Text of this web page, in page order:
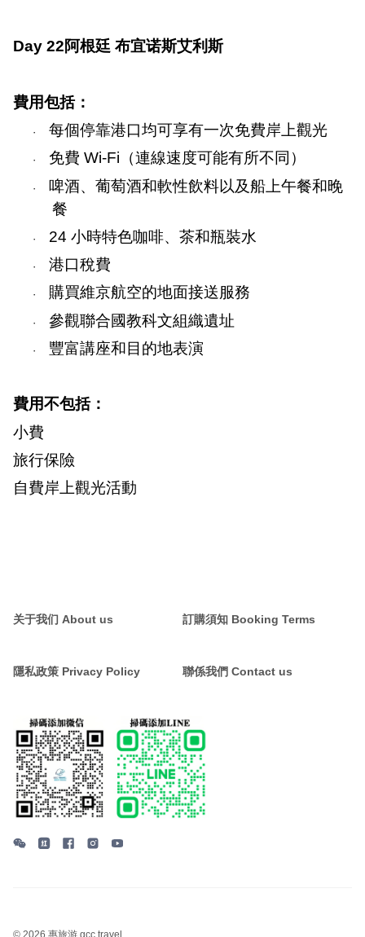
Day 22阿根廷 布宜诺斯艾利斯
費用包括：
· 每個停靠港口均可享有一次免費岸上觀光
· 免費 Wi-Fi （連線速度可能有所不同）
·
啤酒、葡萄酒和軟性飲料以及船上午餐和晚
餐
· 24 小時特色咖啡、茶和瓶裝水
· 港口稅費
· 購買維京航空的地面接送服務
· 參觀聯合國教科文組織遺址
· 豐富講座和目的地表演
費用不包括：
小費
旅行保險
自費岸上觀光活動
关于我们 About us 訂購須知 Booking Terms
隱私政策 Privacy Policy 聯係我們 Contact us